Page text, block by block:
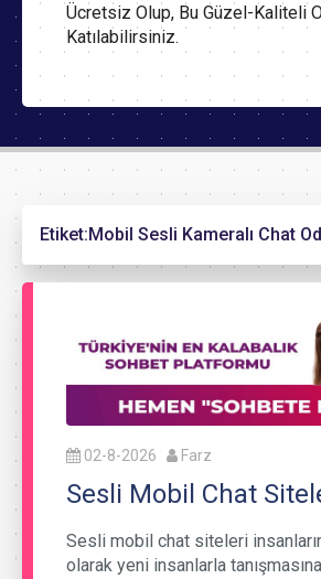
Ücretsiz Olup, Bu Güzel-Kaliteli
Katılabilirsiniz.
Etiket:Mobil Sesli Kameralı Chat
02-8-2026 Farz
Sesli Mobil Chat
Sesli mobil chat siteleri
olarak yeni insanlarla